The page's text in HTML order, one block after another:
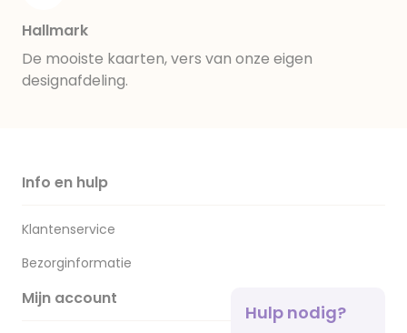
Hallmark
De mooiste kaarten, vers van onze eigen
designafdeling.
Info en hulp
Klantenservice
Bezorginformatie
Mijn account
Hulp nodig?